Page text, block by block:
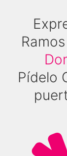
Pídelo